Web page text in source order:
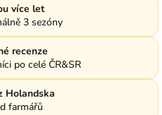
více let
3 sezóny
recenze
po celé ČR&SR
Holandska
farmářů